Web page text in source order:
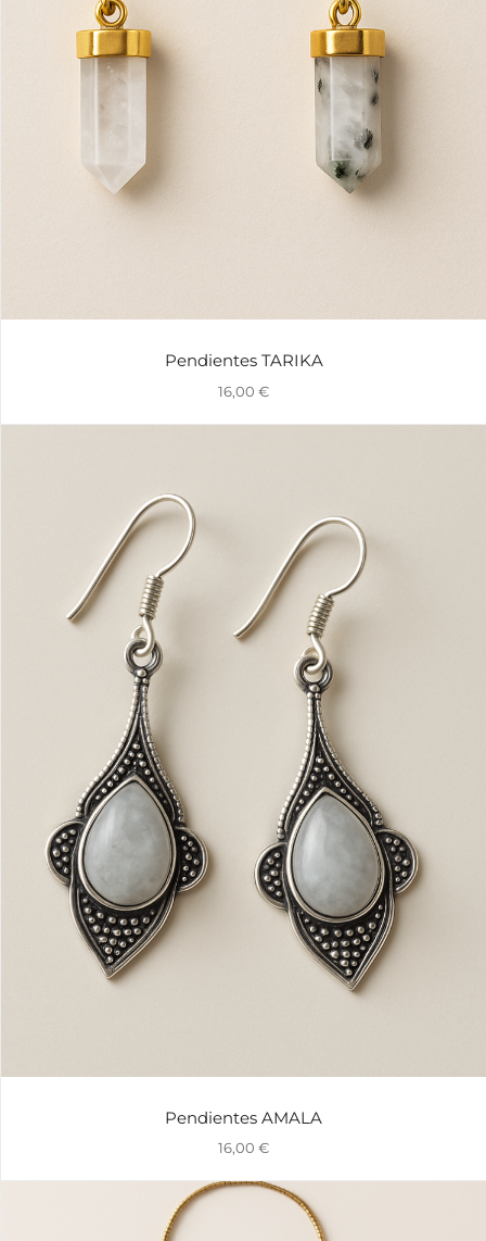
Pendientes TARIKA
16,00 €
Pendientes AMALA
16,00 €